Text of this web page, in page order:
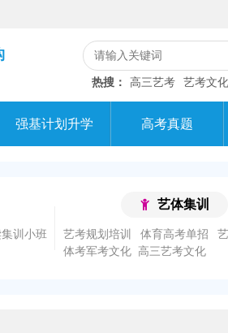
热搜： 高三艺考 艺考文
强基计划升学 高考真题
训小班
艺体集训
艺考规划培训 体育高考单招
体考军考文化